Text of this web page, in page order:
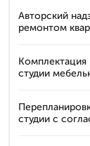
Авторский
ремонтом
Комплектация
студии
студии с